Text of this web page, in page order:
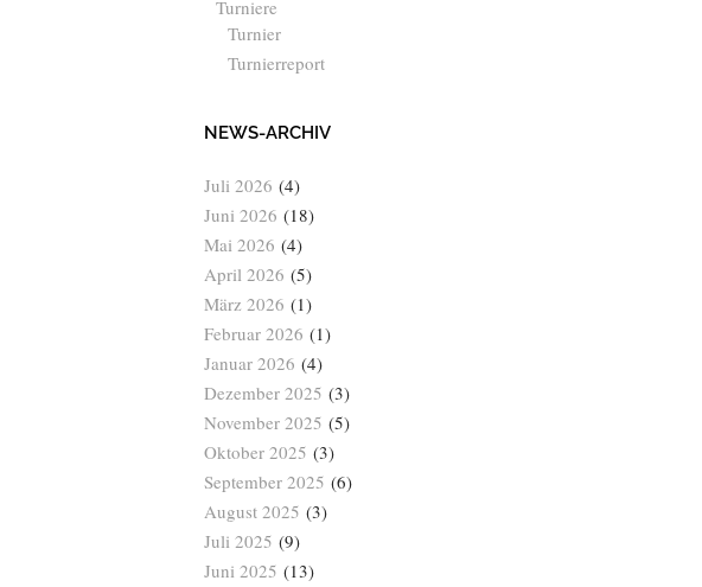
Turniere
Turnier
Turnierreport
NEWS-ARCHIV
Juli 2026 (4)
Juni 2026 (18)
Mai 2026 (4)
April 2026 (5)
März 2026 (1)
Februar 2026 (1)
Januar 2026 (4)
Dezember 2025 (3)
November 2025 (5)
Oktober 2025 (3)
September 2025 (6)
August 2025 (3)
Juli 2025 (9)
Juni 2025 (13)